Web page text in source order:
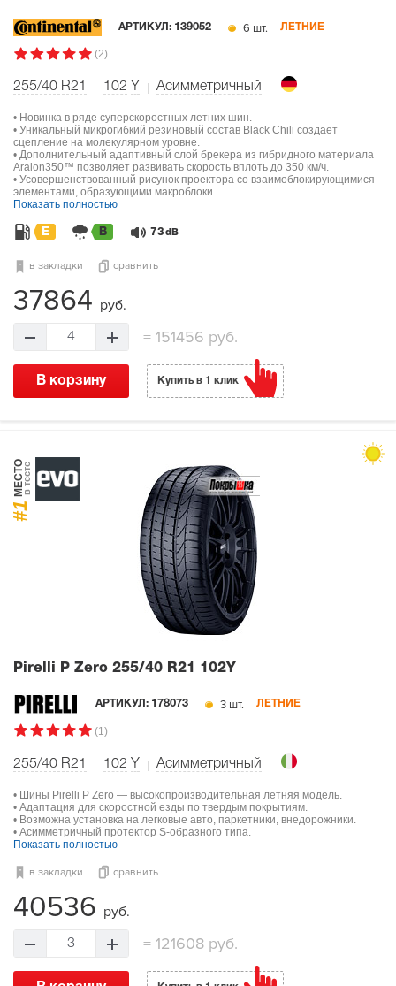
АРТИКУЛ: 139052 6 шт. ЛЕТНИЕ
(2)
255/40 R21 102 Y Асимметричный
• Новинка в ряде суперскоростных летних шин.
• Уникальный микрогибкий резиновый состав Black Chili создает
сцепление на молекулярном уровне.
• Дополнительный адаптивный слой брекера из гибридного материала
Aralon350™ позволяет развивать скорость вплоть до 350 км/ч.
• Усовершенствованный рисунок проектора со взаимоблокирующимися
элементами, образующими макроблоки.
Показать полностью
E B 73 dB
в закладки сравнить
37864 руб.
4 = 151456 руб.
В корзину Купить в 1 клик
#1
МЕСТОв тесте
Pirelli P Zero 255/40 R21 102Y
АРТИКУЛ: 178073 3 шт. ЛЕТНИЕ
(1)
255/40 R21 102 Y Асимметричный
• Шины Pirelli P Zero — высокопроизводительная летняя модель.
• Адаптация для скоростной езды по твердым покрытиям.
• Возможна установка на легковые авто, паркетники, внедорожники.
• Асимметричный протектор S-образного типа.
Показать полностью
в закладки сравнить
40536 руб.
3 = 121608 руб.